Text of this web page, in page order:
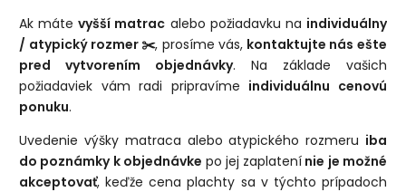
Ak mátevyšší matrac alebo požiadavku na individuálny
/ atypický rozmer ✂️, prosíme vás, kontaktujte nás ešte
pred vytvorením objednávky. Na základe vašich
požiadaviek vám radi pripravíme individuálnu cenovú
ponuku.
Uvedenie výšky matraca alebo atypického rozmeru iba
do poznámky k objednávke po jej zaplatení nie je možné
akceptovať, keďže cena plachty sa v týchto prípadoch